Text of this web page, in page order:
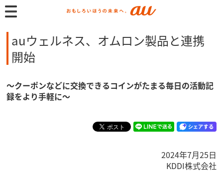
auウェルネス、オムロン製品と連携
開始
～クーポンなどに交換できるコインがたまる毎日の活動記
録をより手軽に～
2024年7月25日
KDDI株式会社